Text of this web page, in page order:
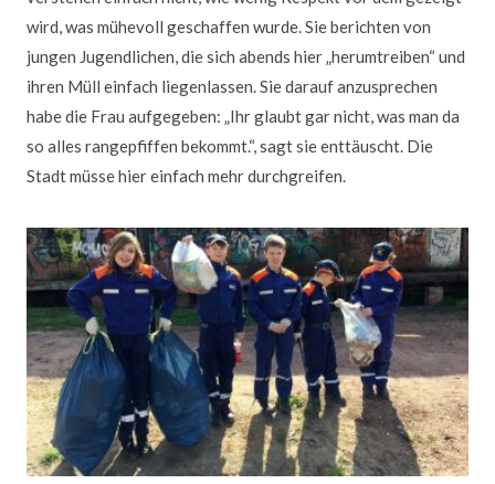
wird, was mühevoll geschaffen wurde. Sie berichten von
jungen Jugendlichen, die sich abends hier „herumtreiben“ und
ihren Müll einfach liegenlassen. Sie darauf anzusprechen
habe die Frau aufgegeben: „Ihr glaubt gar nicht, was man da
so alles rangepfiffen bekommt.“, sagt sie enttäuscht. Die
Stadt müsse hier einfach mehr durchgreifen.